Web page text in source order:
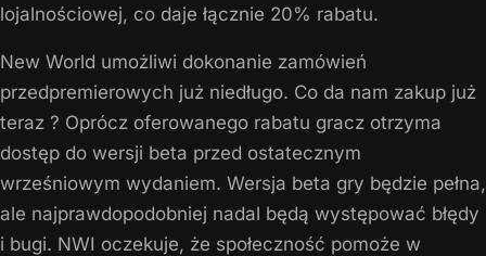
lojalnościowej, co daje łącznie 20% rabatu.
New World umożliwi dokonanie zamówień
przedpremierowych już niedługo. Co da nam zakup już
teraz ? Oprócz oferowanego rabatu gracz otrzyma
dostęp do wersji beta przed ostatecznym
wrześniowym wydaniem. Wersja beta gry będzie pełna,
ale najprawdopodobniej nadal będą występować błędy
i bugi. NWI oczekuje, że społeczność pomoże w